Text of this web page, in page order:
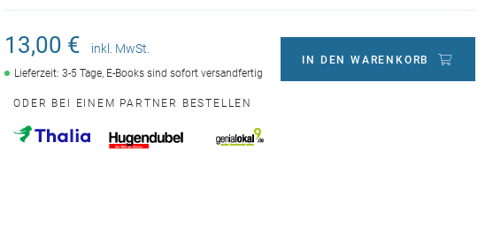
13,00 € inkl. MwSt.
Lieferzeit: 3-5 Tage, E-Books sind sofort versandfertig
IN DEN WARENKORB
ODER BEI EINEM PARTNER BESTELLEN